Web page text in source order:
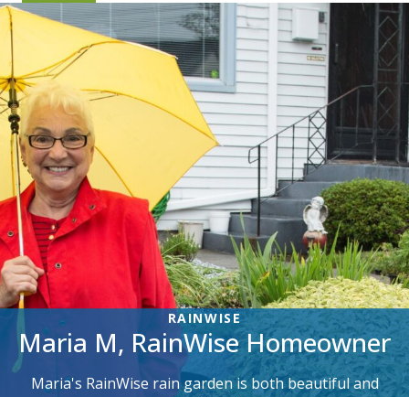
RAINWISE
Maria M, RainWise Homeowner
Maria's RainWise rain garden is both beautiful and